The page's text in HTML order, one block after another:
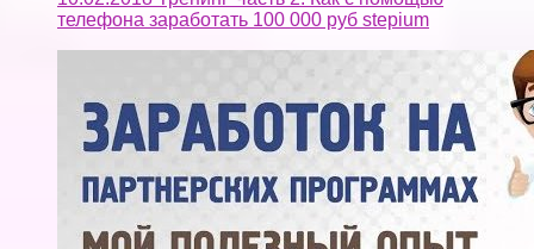
телефона заработать 100 000 руб stepium